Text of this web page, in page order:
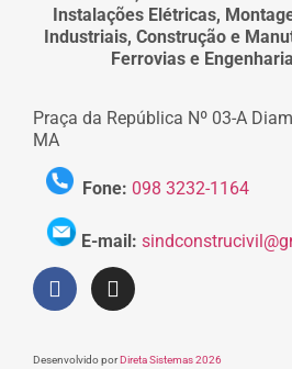
Instalações Elétricas,
Industriais, Construção e
Ferrovias e
Praça da República Nº 03-A
MA
Fone: 098 3232-1164
E-mail:
Desenvolvido porDireta Sistemas 2026